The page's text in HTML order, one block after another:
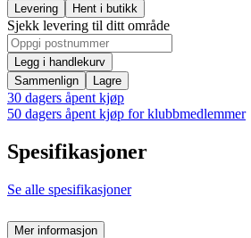
Levering Hent i butikk
Sjekk levering til ditt område
Legg i handlekurv
Sammenlign
Lagre
30 dagers åpent kjøp
50 dagers åpent kjøp for klubbmedlemmer
Spesifikasjoner
Se alle spesifikasjoner
Mer informasjon